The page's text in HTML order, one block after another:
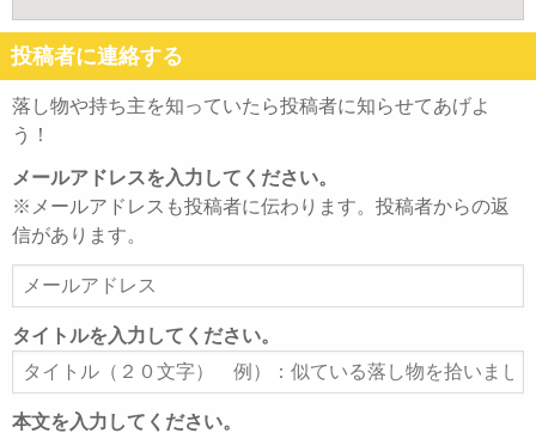
投稿者に連絡する
落し物や持ち主を知っていたら投稿者に知らせてあげよ
う！
メールアドレスを入力してください。
※メールアドレスも投稿者に伝わります。投稿者からの返
信があります。
ー
ル
ア
ド
レ
タイトルを入力してください。
タ
イ
ト
本文を入力してください。